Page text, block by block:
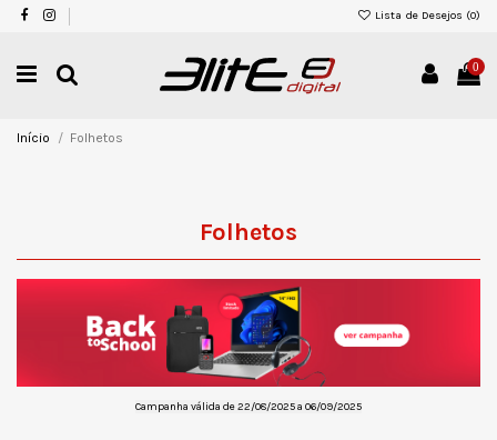
Lista de Desejos (0)
0
Início Folhetos
Folhetos
Campanha válida de 22/08/2025 a 06/09/2025